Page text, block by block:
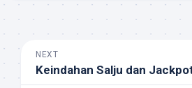
NEXT
Keindahan Salju dan